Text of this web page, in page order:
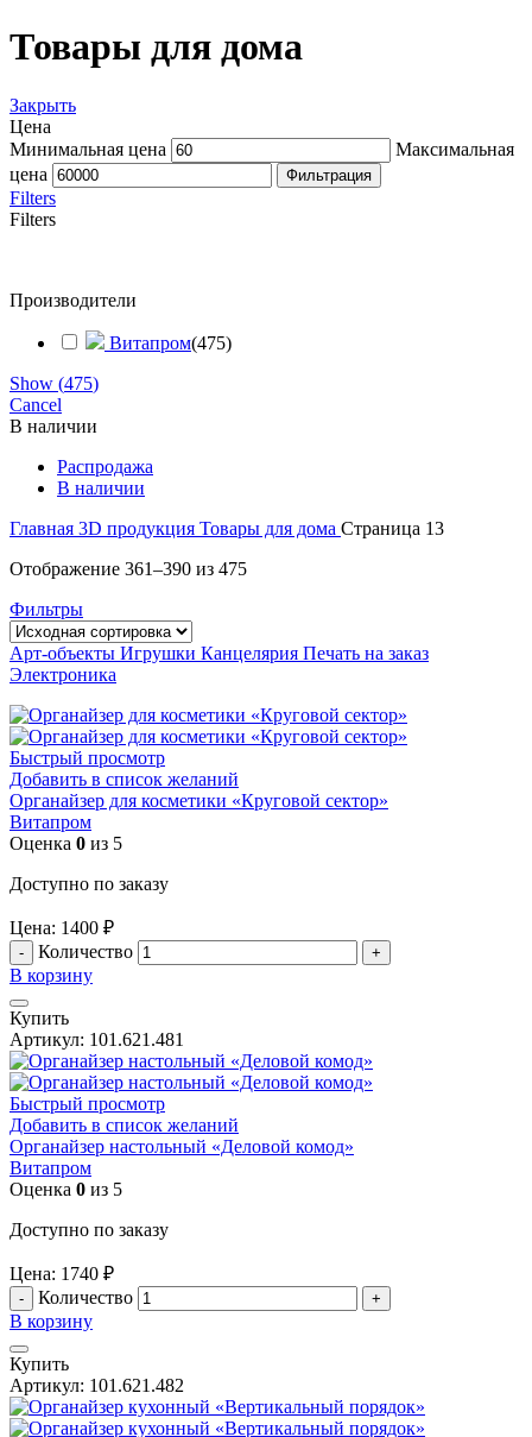
Товары для дома
Закрыть
Цена
Минимальная цена
Максимальная
цена
Фильтрация
Filters
Filters
Производители
Витапром(475)
Show (475)
Cancel
В наличии
Распродажа
В наличии
Главная 3D продукция Товары для дома Страница 13
Отображение 361–390 из 475
Фильтры
Арт-объекты Игрушки Канцелярия Печать на заказ
Электроника
Быстрый просмотр
Добавить в список желаний
Органайзер для косметики «Круговой сектор»
Витапром
Оценка 0 из 5
Доступно по заказу
Цена: 1400 ₽
Количество
В корзину
Купить
Артикул: 101.621.481
Быстрый просмотр
Добавить в список желаний
Органайзер настольный «Деловой комод»
Витапром
Оценка 0 из 5
Доступно по заказу
Цена: 1740 ₽
Количество
В корзину
Купить
Артикул: 101.621.482